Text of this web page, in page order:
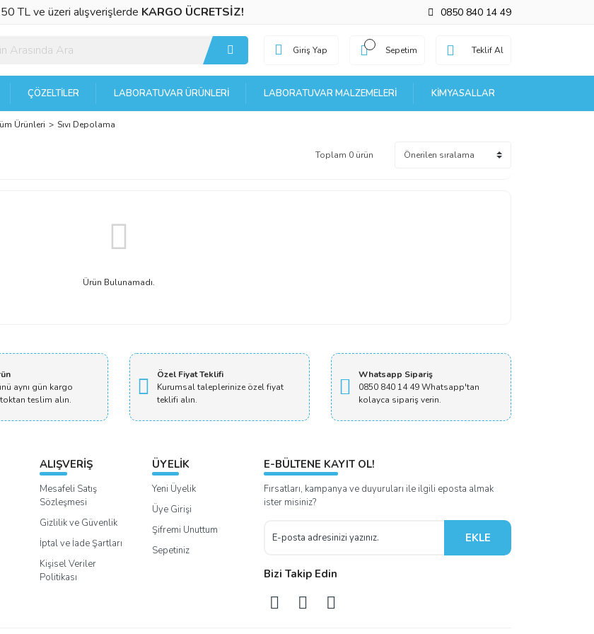
TL ve üzeri alışverişlerde KARGO ÜCRETSİZ! 0850 840 14 49
Giriş Yap Sepetim Teklif Al
ÇÖZELTILER LABORATUVAR ÜRÜNLERI LABORATUVAR MALZEMELERI KIMYASALLAR
Ürünleri Sıvı Depolama
Toplam 0 ürün
Ürün Bulunamadı.
aynı gün kargo
teslim alın.
Özel Fiyat Teklifi
Kurumsal taleplerinize özel fiyat
teklifi alın.
Whatsapp Sipariş
0850 840 14 49 Whatsapp'tan
kolayca sipariş verin.
ALIŞVERİŞ
Mesafeli Satış
Sözleşmesi
Gizlilik ve Güvenlik
İptal ve İade Şartları
Kişisel Veriler
Politikası
ÜYELİK
Yeni Üyelik
Üye Girişi
Şifremi Unuttum
Sepetiniz
E-BÜLTENE KAYIT OL!
Fırsatları, kampanya ve duyuruları ile ilgili eposta almak
ister misiniz?
EKLE
Bizi Takip Edin